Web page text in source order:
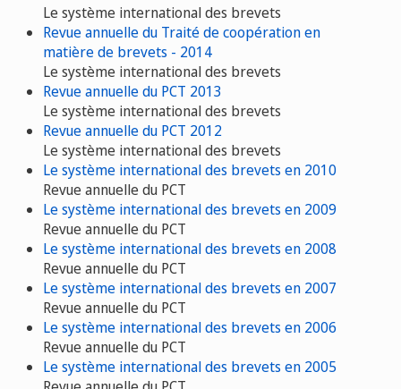
Le système international des brevets
Revue annuelle du Traité de coopération en
matière de brevets - 2014
Le système international des brevets
Revue annuelle du PCT 2013
Le système international des brevets
Revue annuelle du PCT 2012
Le système international des brevets
Le système international des brevets en 2010
Revue annuelle du PCT
Le système international des brevets en 2009
Revue annuelle du PCT
Le système international des brevets en 2008
Revue annuelle du PCT
Le système international des brevets en 2007
Revue annuelle du PCT
Le système international des brevets en 2006
Revue annuelle du PCT
Le système international des brevets en 2005